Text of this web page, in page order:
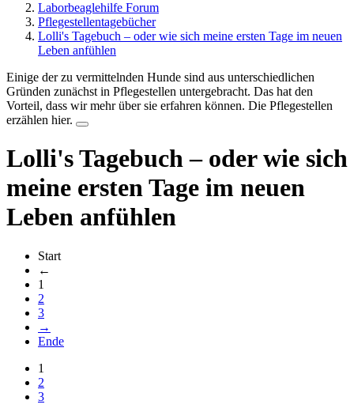
Laborbeaglehilfe Forum
Pflegestellentagebücher
Lolli's Tagebuch – oder wie sich meine ersten Tage im neuen
Leben anfühlen
Einige der zu vermittelnden Hunde sind aus unterschiedlichen
Gründen zunächst in Pflegestellen untergebracht. Das hat den
Vorteil, dass wir mehr über sie erfahren können. Die Pflegestellen
erzählen hier.
Lolli's Tagebuch – oder wie sich
meine ersten Tage im neuen
Leben anfühlen
Start
←
1
2
3
→
Ende
1
2
3